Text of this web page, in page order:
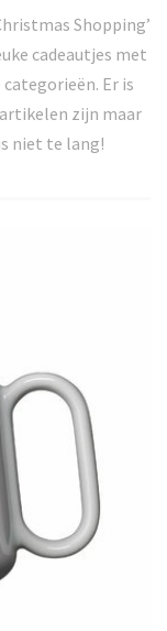
Shopping’
cadeautjes met
Er is
zijn maar
niet te lang!